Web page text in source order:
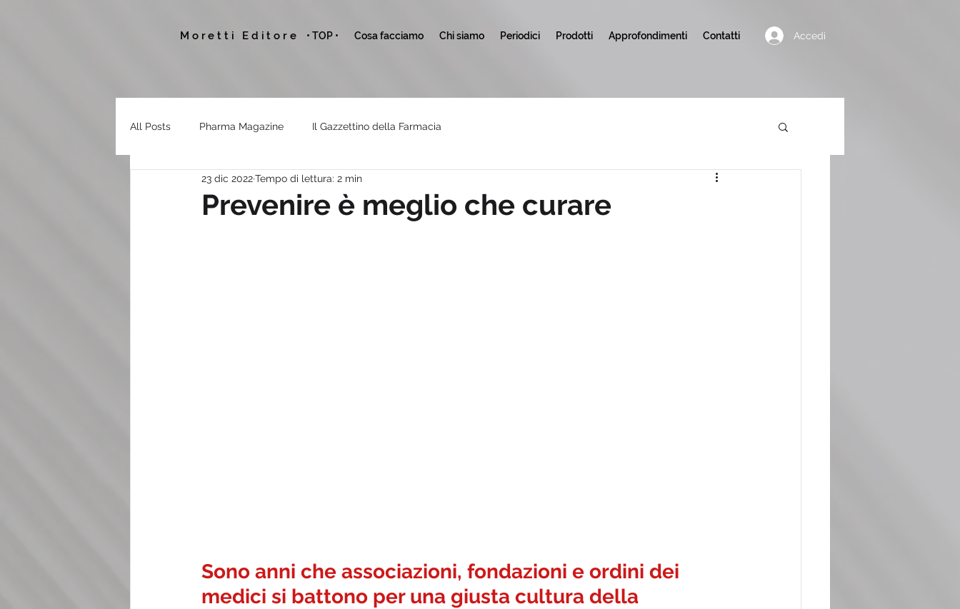
Moretti Editore • TOP • Cosa facciamo Chi siamo Periodici Prodotti Approfondimenti Contatti Accedi
All Posts Pharma Magazine Il Gazzettino della Farmacia
Prevenire è meglio che curare
23 dic 2022Tempo di lettura: 2 min
Sono anni che associazioni, fondazioni e ordini dei
medici si battono per una giusta cultura della